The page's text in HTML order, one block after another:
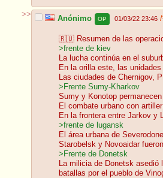
>> Anónimo OP 01/03/22 23:46
🇷🇺 Resumen de las
>frente de kiev
La lucha continúa en el
En la orilla este, las
Las ciudades de Chernigov,
>Frente Sumy-Kharkov
Sumy y Konotop
El combate urbano con
En la frontera entre Jarkov y
>frente de lugansk
El área urbana de
Starobelsk y Novoaidar
>Frente de Donetsk
La milicia de Donetsk
batallas por el pueblo de